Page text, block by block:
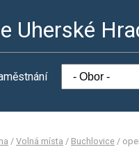
Uherské
/ Volná místa / Buchlovice /